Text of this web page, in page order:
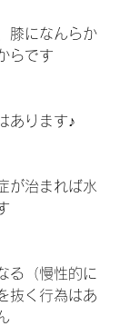
膝になんらか
らです
あります♪
が治まれば水
る（慢性的に
抜く行為はあ